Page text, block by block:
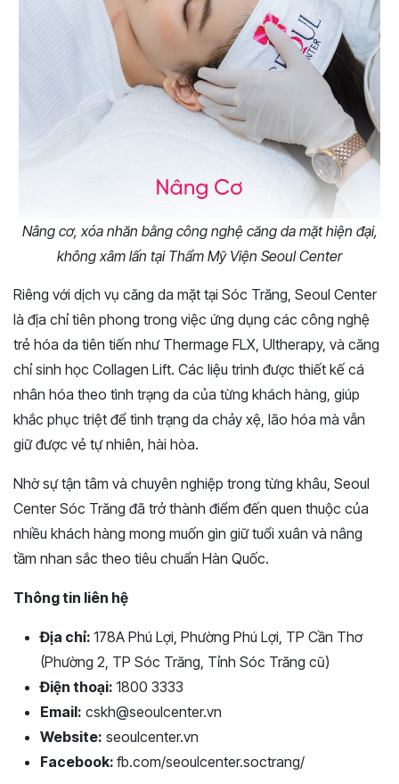
Nâng cơ, xóa nhăn bằng công nghệ căng da mặt hiện đại,
không xâm lấn tại Thẩm Mỹ Viện Seoul Center
Riêng với dịch vụ căng da mặt tại Sóc Trăng, Seoul Center
là địa chỉ tiên phong trong việc ứng dụng các công nghệ
trẻ hóa da tiên tiến như Thermage FLX, Ultherapy, và căng
chỉ sinh học Collagen Lift. Các liệu trình được thiết kế cá
nhân hóa theo tình trạng da của từng khách hàng, giúp
khắc phục triệt để tình trạng da chảy xệ, lão hóa mà vẫn
giữ được vẻ tự nhiên, hài hòa.
Nhờ sự tận tâm và chuyên nghiệp trong từng khâu, Seoul
Center Sóc Trăng đã trở thành điểm đến quen thuộc của
nhiều khách hàng mong muốn gìn giữ tuổi xuân và nâng
tầm nhan sắc theo tiêu chuẩn Hàn Quốc.
Thông tin liên hệ
Địa chỉ: 178A Phú Lợi, Phường Phú Lợi, TP Cần Thơ
(Phường 2, TP Sóc Trăng, Tỉnh Sóc Trăng cũ)
Điện thoại: 1800 3333
Email: cskh@seoulcenter.vn
Website: seoulcenter.vn
Facebook: fb.com/seoulcenter.soctrang/